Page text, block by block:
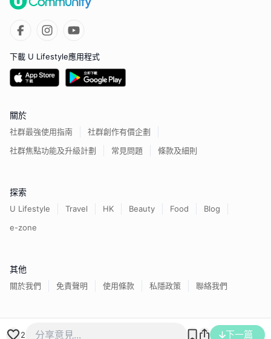
2 下一篇
下載 U Lifestyle應用程式
關於
社群最強使用指南
社群創作有價企劃
社群焦點功能及升級計劃
常見問題 條款及細則
探索
U Lifestyle Travel HK Beauty Food
Blog
e-zone
其他
關於我們 免責聲明 使用條款 私隱政策 聯絡我們
香港經濟日報版權所有©